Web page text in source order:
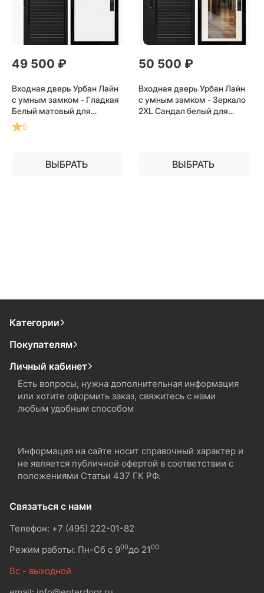
49 500 ₽
Входная дверь Урбан Лайн
с умным замком - Гладкая
Белый матовый для
установки в квартиру
5
ВЫБРАТЬ
50 500 ₽
Входная дверь Урбан Лайн
с умным замком - Зеркало
2XL Сандал белый для
ВЫБРАТЬ
Категории
Покупателям
Личный кабинет
Есть вопросы, нужна дополнительная информация
или хотите оформить заказ, свяжитесь с нами
любым удобным способом
Информация на сайте носит справочный характер и
не является публичной офертой в соответствии с
положениями Статьи 437 ГК РФ.
Связаться с нами
Телефон: +7 (495) 222-01-82
Режим работы: Пн-Сб с 900до 2100
Вс - выходной